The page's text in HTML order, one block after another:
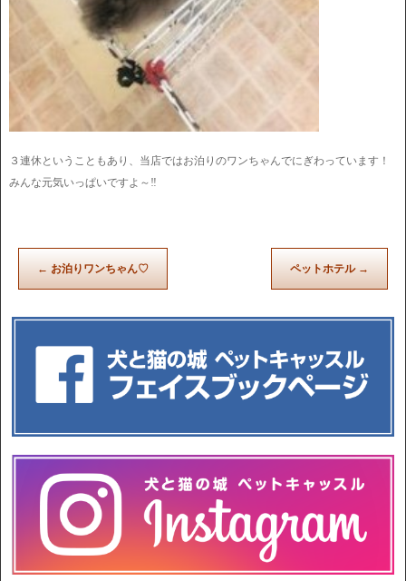
３連休ということもあり、当店ではお泊りのワンちゃんでにぎわっています！
みんな元気いっぱいですよ～‼
← お泊りワンちゃん♡ ペットホテル →